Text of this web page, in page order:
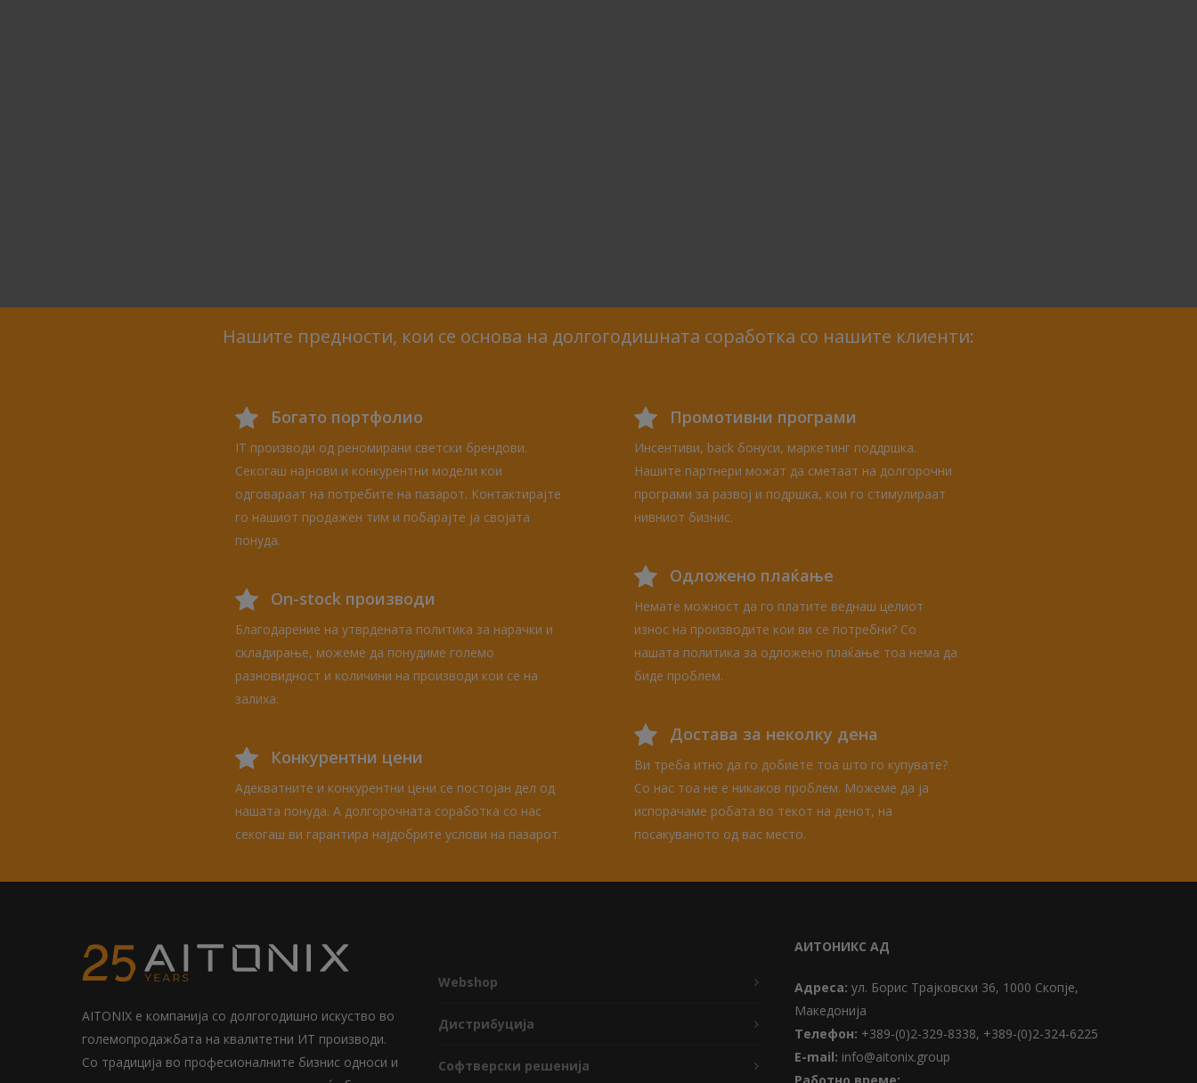
Нашите предности, кои се основа на долгогодишната соработка со нашите клиенти:
Богато портфолио
IT производи од реномирани светски брендови.
Секогаш најнови и конкурентни модели кои
одговараат на потребите на пазарот. Контактирајте
го нашиот продажен тим и побарајте ја својата
понуда.
Оn-stock производи
Благодарение на утврдената политика за нарачки и
складирање, можеме да понудиме големо
разновидност и количини на производи кои се на
залиха.
Конкурентни цени
Адекватните и конкурентни цени се постојан дел од
нашата понуда. А долгорочната соработка со нас
секогаш ви гарантира најдобрите услови на пазарот.
Промотивни програми
Инсентиви, back бонуси, маркетинг поддршка.
Нашите партнери можат да сметаат на долгорочни
програми за развој и подршка, кои го стимулираат
нивниот бизнис.
Одложено плаќање
Немате можност да го платите веднаш целиот
износ на производите кои ви се потребни? Со
нашата политика за одложено плаќање тоа нема да
биде проблем.
Достава за неколку дена
Ви треба итно да го добиете тоа што го купувате?
Со нас тоа не е никаков проблем. Можеме да ја
испорачаме робата во текот на денот, на
посакуваното од вас место.
AITONIX е компанија со долгогодишно искуство во
големопродажбата на квалитетни ИТ производи.
Со традиција во професионалните бизнис односи и
Webshop
Дистрибуција
Софтверски решенија
АИТОНИКС АД
Адреса: ул. Борис Трајковски 36, 1000 Скопје,
Македонија
Телефон: +389-(0)2-329-8338, +389-(0)2-324-6225
Е-mail: info@aitonix.group